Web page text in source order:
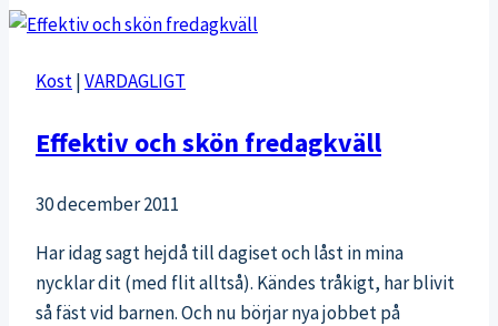
tips
enkla
till
Kost|VARDAGLIGT
Effektiv och skön fredagkväll
30 december 2011
Har idag sagt hejdå till dagiset och låst in mina
nycklar dit (med flit alltså). Kändes tråkigt, har blivit
så fäst vid barnen. Och nu börjar nya jobbet på